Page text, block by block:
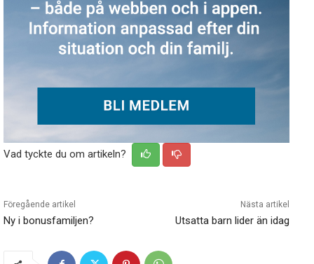
Vad tyckte du om artikeln?
Föregående artikel
Ny i bonusfamiljen?
Nästa artikel
Utsatta barn lider än idag